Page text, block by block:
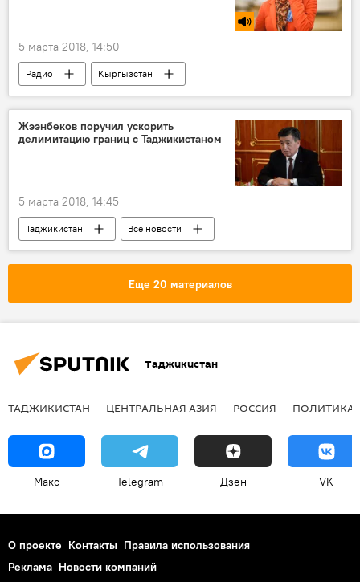
5 марта 2018, 14:50
Радио
Кыргызстан
Центральная Азия
Узбекистан
проценты
мусульманство
халяль
Экономика
Жээнбеков поручил ускорить
делимитацию границ с Таджикистаном
5 марта 2018, 14:45
Таджикистан
Все новости
Кыргызстан
Узбекистан
Таджикско-кыргызская граница: последние новости
Центральная Азия
Еще 20 материалов
Таджикистан
ТАДЖИКИСТАН ЦЕНТРАЛЬНАЯ АЗИЯ РОССИЯ ПОЛИТИКА
Макс Telegram Дзен VK
О проекте Контакты Правила использования
Реклама Новости компаний